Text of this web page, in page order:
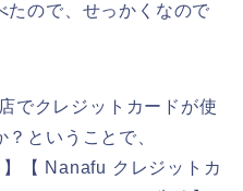
たので、せっかくなので
でクレジットカードが使
ということで、
【 Nanafu クレジットカ